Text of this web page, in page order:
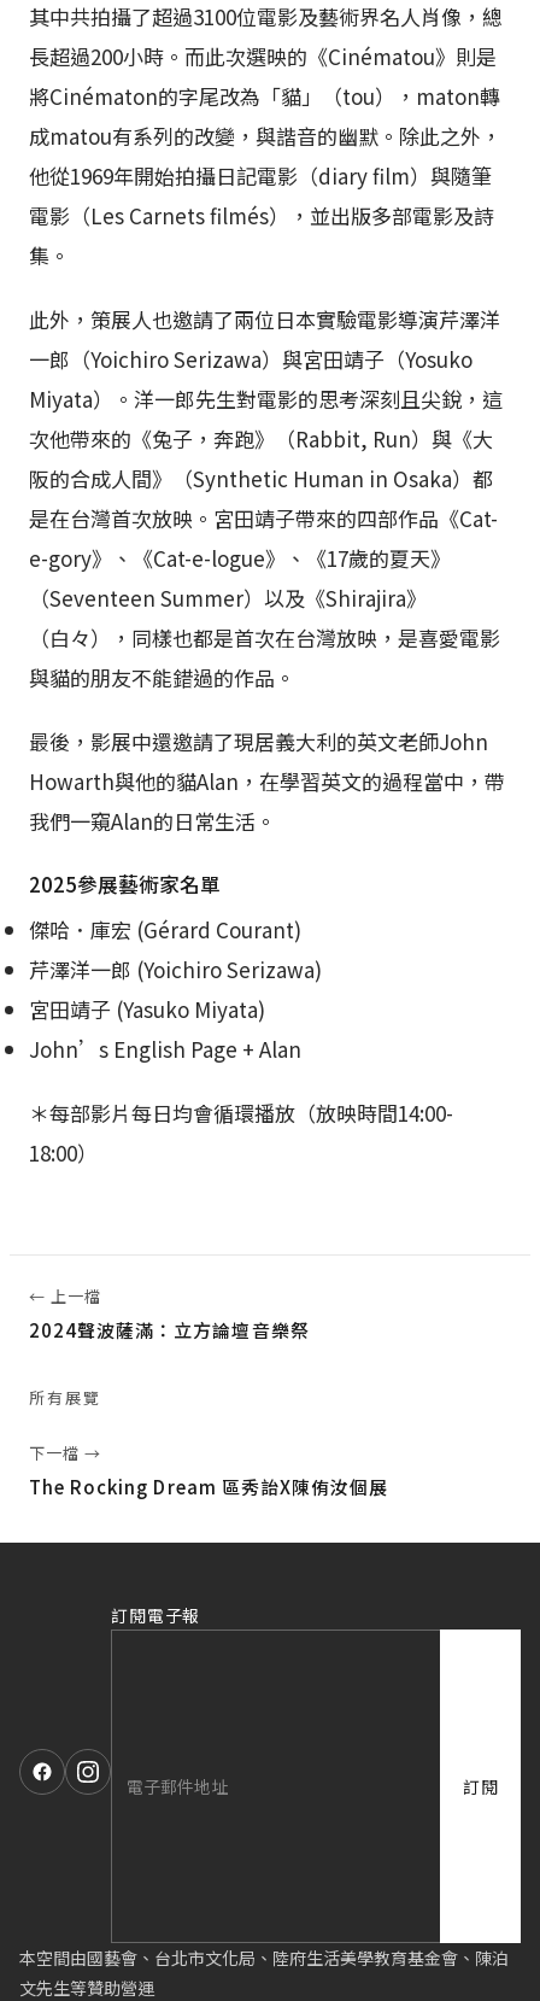
其中共拍攝了超過3100位電影及藝術界名人肖像，總
長超過200小時。而此次選映的《Cinématou》則是
將Cinématon的字尾改為「貓」（tou），maton轉
成matou有系列的改變，與諧音的幽默。除此之外，
他從1969年開始拍攝日記電影（diary film）與隨筆
電影（Les Carnets filmés），並出版多部電影及詩
集。
此外，策展人也邀請了兩位日本實驗電影導演芹澤洋
一郎（Yoichiro Serizawa）與宮田靖子（Yosuko
Miyata）。洋一郎先生對電影的思考深刻且尖銳，這
次他帶來的《兔子，奔跑》（Rabbit, Run）與《大
阪的合成人間》（Synthetic Human in Osaka）都
是在台灣首次放映。宮田靖子帶來的四部作品《Cat-
e-gory》、《Cat-e-logue》、《17歲的夏天》
（Seventeen Summer）以及《Shirajira》
（白々），同樣也都是首次在台灣放映，是喜愛電影
與貓的朋友不能錯過的作品。
最後，影展中還邀請了現居義大利的英文老師John
Howarth與他的貓Alan，在學習英文的過程當中，帶
我們一窺Alan的日常生活。
2025參展藝術家名單
傑哈．庫宏 (Gérard Courant)
芹澤洋一郎 (Yoichiro Serizawa)
宮田靖子 (Yasuko Miyata)
John’s English Page + Alan
＊每部影片每日均會循環播放（放映時間14:00-
18:00）
← 上一檔
2024聲波薩滿：立方論壇音樂祭
所有展覽
下一檔 →
The Rocking Dream 區秀詒X陳侑汝個展
訂閱電子報
訂閱
本空間由國藝會、台北市文化局、陸府生活美學教育基金會、陳泊
文先生等贊助營運